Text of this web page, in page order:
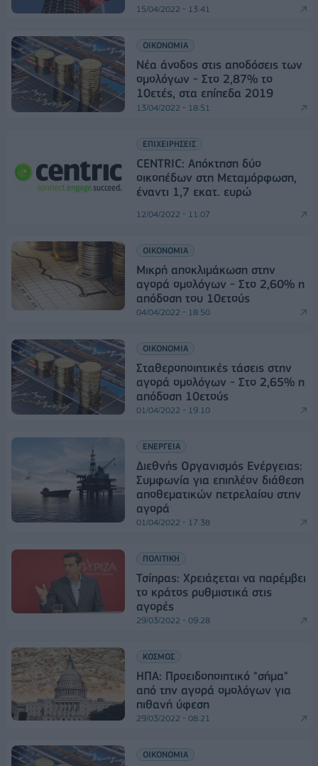
15/04/2022 - 13:41
ΟΙΚΟΝΟΜΙΑ
Νέα άνοδος στις αποδόσεις των
ομολόγων - Στο 2,87% το
10ετές, στα επίπεδα 2019
13/04/2022 - 18:51
ΕΠΙΧΕΙΡΗΣΕΙΣ
CENTRIC: Απόκτηση δύο
οικοπέδων στη Μεταμόρφωση,
έναντι 1,7 εκατ. ευρώ
12/04/2022 - 11:07
ΟΙΚΟΝΟΜΙΑ
Μικρή αποκλιμάκωση στην
αγορά ομολόγων - Στο 2,60% η
απόδοση του 10ετούς
04/04/2022 - 18:50
ΟΙΚΟΝΟΜΙΑ
Σταθεροποιητικές τάσεις στην
αγορά ομολόγων - Στο 2,65% η
απόδοση 10ετούς
01/04/2022 - 19:10
ΕΝΕΡΓΕΙΑ
Διεθνής Οργανισμός Ενέργειας:
Συμφωνία για επιπλέον διάθεση
αποθεματικών πετρελαίου στην
αγορά
01/04/2022 - 17:38
ΠΟΛΙΤΙΚΗ
Τσίπρας: Χρειάζεται να παρέμβει
το κράτος ρυθμιστικά στις
αγορές
29/03/2022 - 09:28
ΚΟΣΜΟΣ
ΗΠΑ: Προειδοποιητικό "σήμα"
από την αγορά ομολόγων για
πιθανή ύφεση
29/03/2022 - 08:21
ΟΙΚΟΝΟΜΙΑ